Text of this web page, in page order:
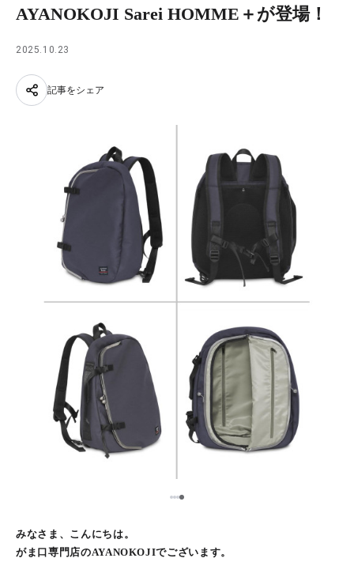
AYANOKOJI Sarei HOMME＋が登場！
2025.10.23
記事をシェア
123
みなさま、こんにちは。
がま口専門店のAYANOKOJIでございます。